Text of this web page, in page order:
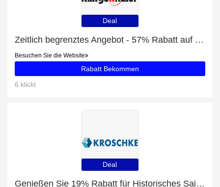
Deal
Zeitlich begrenztes Angebot - 57% Rabatt auf Columbia Puffect Hooded Jacket Herren Winterjacke grün schwarz
Besuchen Sie die Website
Rabatt Bekommen
6 klickt
Deal
Genießen Sie 19% Rabatt für Historisches Saisonkennzeichen für Motorräder